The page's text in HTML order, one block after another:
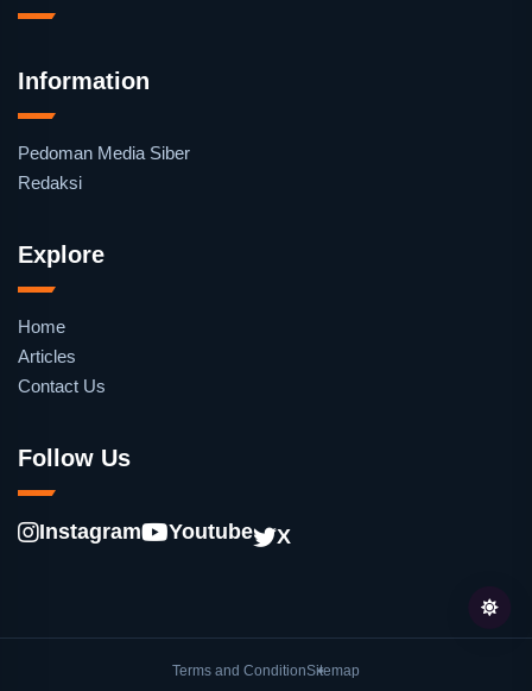
Information
Pedoman Media Siber
Redaksi
Explore
Home
Articles
Contact Us
Follow Us
Instagram Youtube X
Terms and ConditionSitemap